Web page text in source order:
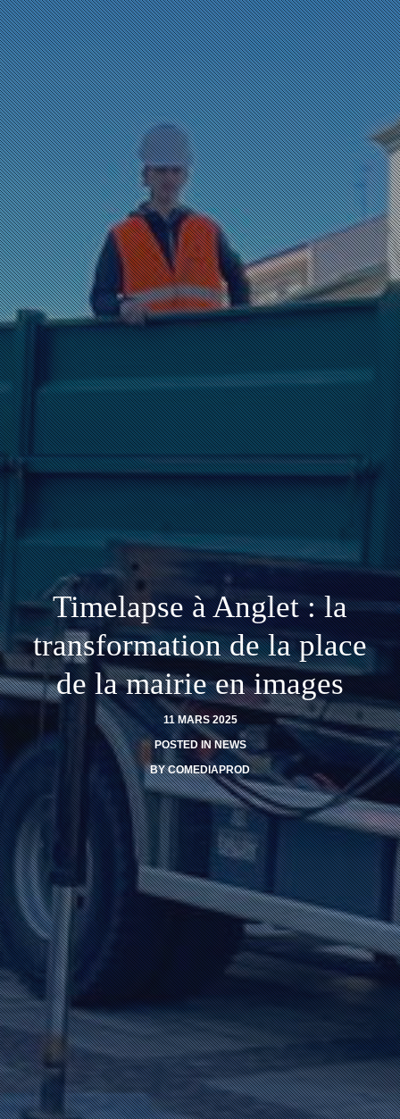
Timelapse à Anglet : la
transformation de la place
de la mairie en images
11 MARS 2025
POSTED INNEWS
BYCOMEDIAPROD